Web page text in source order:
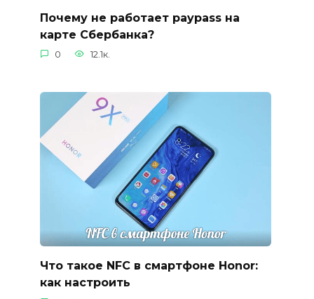
Почему не работает paypass на
карте Сбербанка?
0 12.1к.
Что такое NFC в смартфоне Honor:
как настроить